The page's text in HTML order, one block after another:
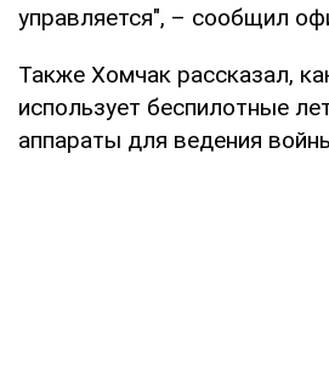
управляется", – сообщил
Также Хомчак рассказал,
использует беспилотные
аппараты для ведения